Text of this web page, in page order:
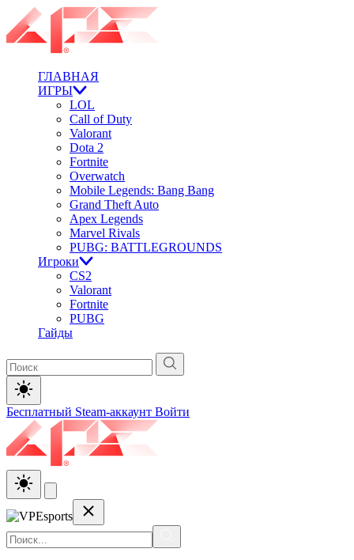
ГЛАВНАЯ
ИГРЫ
LOL
Call of Duty
Valorant
Dota 2
Fortnite
Overwatch
Mobile Legends: Bang Bang
Grand Theft Auto
Apex Legends
Marvel Rivals
PUBG: BATTLEGROUNDS
Игроки
CS2
Valorant
Fortnite
PUBG
Гайды
Бесплатный Steam-аккаунт Войти